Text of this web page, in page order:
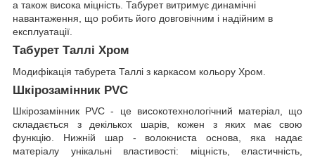
а також висока міцність. Табурет витримує динамічні
навантаження, що робить його довговічним і надійним в
експлуатації.
Табурет Таллі Хром
Модифікація табурета Таллі з каркасом кольору Хром.
Шкірозамінник PVC
Шкірозамінник PVC - це високотехнологічний матеріал, що
складається з декількох шарів, кожен з яких має свою
функцію. Нижній шар - волокниста основа, яка надає
матеріалу унікальні властивості: міцність, еластичність,